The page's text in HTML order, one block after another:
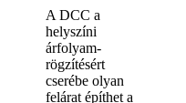
A DCC a
helyszíni
árfolyam-
rögzítésért
cserébe olyan
felárat építhet a